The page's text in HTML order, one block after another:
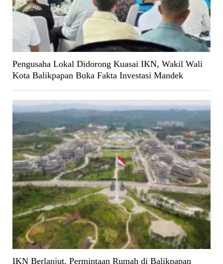
Pengusaha Lokal Didorong Kuasai IKN, Wakil Wali
Kota Balikpapan Buka Fakta Investasi Mandek
IKN Berlanjut, Permintaan Rumah di Balikpapan